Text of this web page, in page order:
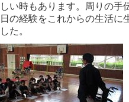
しい時もあります。周りの手
日の経験をこれからの生活に
した。